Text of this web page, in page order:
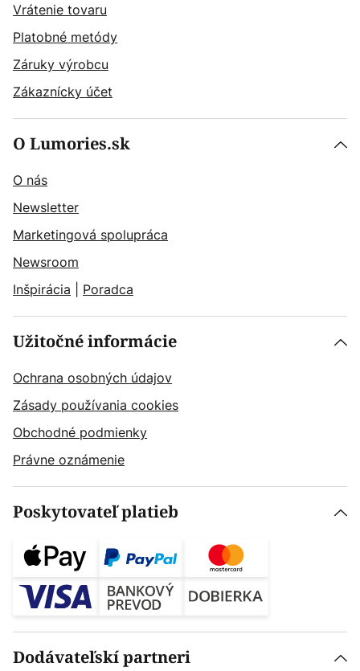
Vrátenie tovaru
Platobné metódy
Záruky výrobcu
Zákaznícky účet
O Lumories.sk
O nás
Newsletter
Marketingová spolupráca
Newsroom
Inšpirácia
Poradca
Užitočné informácie
Ochrana osobných údajov
Zásady používania cookies
Obchodné podmienky
Právne oznámenie
Poskytovateľ platieb
Dodávateľskí partneri